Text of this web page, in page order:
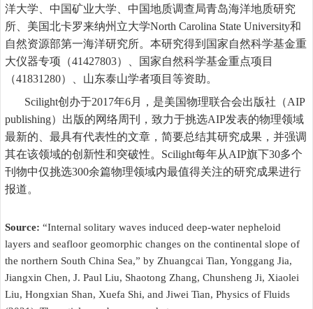
洋大学、中国矿业大学、中国地质调查局青岛海洋地质研究
所、美国北卡罗来纳州立大学North Carolina State University和
自然资源部第一海洋研究所。本研究得到国家自然科学基金重
大仪器专项（41427803）、国家自然科学基金重点项目
（41831280）、山东泰山学者项目等资助。
Scilight创办于2017年6月，是美国物理联合会出版社（AIP
publishing）出版的网络周刊，致力于挑选AIP发表的物理领域
最新的、最具有代表性的文章，简要总结其研究成果，并强调
其在该领域的创新性和突破性。 Scilight每年从AIP旗下30多个
刊物中仅挑选300余篇物理领域内最值得关注的研究成果进行
报道。
Source: “Internal solitary waves induced deep-water nepheloid
layers and seafloor geomorphic changes on the continental slope of
the northern South China Sea,” by Zhuangcai Tian, Yonggang Jia,
Jiangxin Chen, J. Paul Liu, Shaotong Zhang, Chunsheng Ji, Xiaolei
Liu, Hongxian Shan, Xuefa Shi, and Jiwei Tian, Physics of Fluids